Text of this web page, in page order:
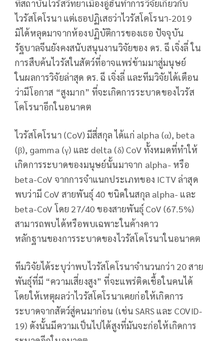
ที่สถาบันไวรัสวิทยาเมืองอู่ฮั่นทําการวิจัยเกี่ยวกับ
ไวรัสโคโรนา แต่เธอปฏิเสธว่าไวรัสโคโรนา-2019
มิได้หลุดมาจากห้องปฏิบัติการของเธอ ปัจจุบัน
รัฐบาลจีนยังคงสนับสนุนงานวิจัยของ ดร. ฉี เจิ่งลี่ ใน
การสืบค้นไวรัสในสัตว์ที่อาจแพร่ข้ามมาสู่มนุษย์
ในผลการวิจัยล่าสุด ดร. ฉี เจิ่งลี่ และทีมวิจัยได้เตือน
ว่ามีโอกาส “สูงมาก” ที่จะเกิดการระบาดของไวรัส
โคโรนาอีกในอนาคต
ไวรัสโคโรนา (CoV) มีสี่สกุล ได้แก่ alpha (α), beta
(β), gamma (γ) และ delta (δ) CoV ทั้งหมดที่ทำให้
เกิดการระบาดของมนุษย์นั้นมาจาก alpha- หรือ
beta-CoV จากการจำแนกประเภทของ ICTV ล่าสุด
พบว่ามี CoV สายพันธุ์ 40 ชนิดในสกุล alpha- และ
beta-CoV โดย 27/40 ของสายพันธุ์ CoV (67.5%)
สามารถพบได้หรือพบเฉพาะในค้างคาว
หลักฐานของการระบาดของไวรัสโคโรนาในอนาคต
ทีมวิจัยได้ระบุว่าพบไวรัสโคโรนาจํานวนกว่า 20 สาย
พันธุ์ที่มี “ความเสี่ยงสูง” ที่จะแพร่ติดเชื้อในคนได้
โดยให้เหตุผลว่าไวรัสโคโรนาเคยก่อให้เกิดการ
ระบาดจากสัตว์สู่คนมาก่อน (เช่น SARS และ COVID-
19) ดังนั้นมีความเป็นไปได้สูงที่มันจะก่อให้เกิดการ